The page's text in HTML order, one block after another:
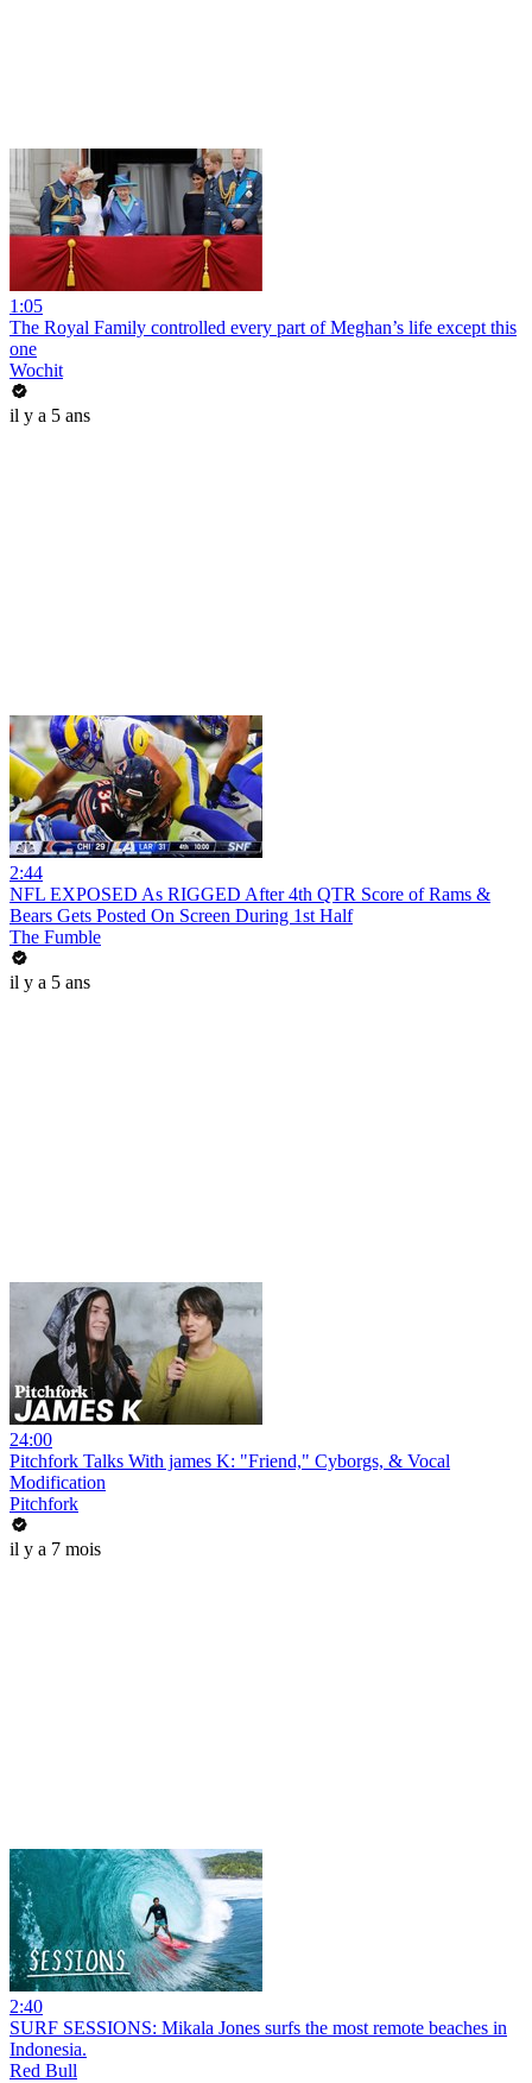
1:05
The Royal Family controlled every part of Meghan’s life except this
one
Wochit
il y a 5 ans
2:44
NFL EXPOSED As RIGGED After 4th QTR Score of Rams &
Bears Gets Posted On Screen During 1st Half
The Fumble
il y a 5 ans
24:00
Pitchfork Talks With james K: "Friend," Cyborgs, & Vocal
Modification
Pitchfork
il y a 7 mois
2:40
SURF SESSIONS: Mikala Jones surfs the most remote beaches in
Indonesia.
Red Bull